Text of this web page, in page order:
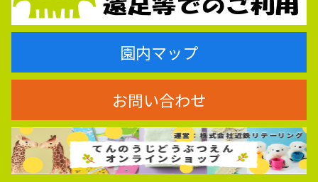
園内マップ
お問い合わせ